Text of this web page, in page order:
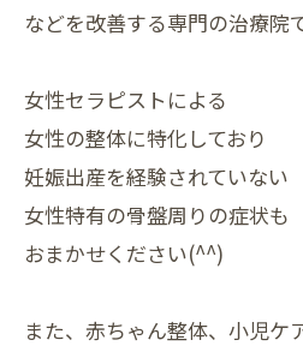
などを改善する専門の治療院
女性セラピストによる
女性の整体に特化しており
妊娠出産を経験されていない
女性特有の骨盤周りの症状も
おまかせください(^^)
また、赤ちゃん整体、小児ケ